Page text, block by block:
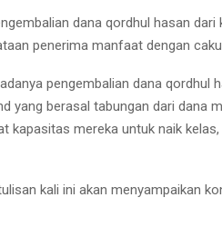
dana qordhul hasan
penerima manfaat dengan
pengembalian dana qordhul
yang berasal tabungan dari dana
kapasitas mereka untuk naik
kali ini akan menyampaikan